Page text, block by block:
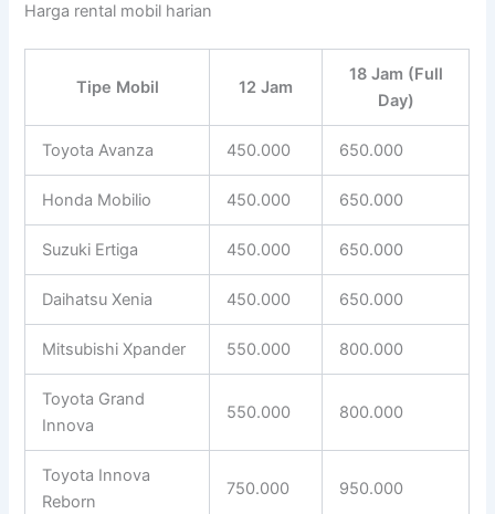
Harga rental mobil harian
Tipe Mobil 12 Jam
18 Jam (Full
Day)
Toyota Avanza 450.000 650.000
Honda Mobilio 450.000 650.000
Suzuki Ertiga 450.000 650.000
Daihatsu Xenia 450.000 650.000
Mitsubishi Xpander 550.000 800.000
Toyota Grand
Innova
550.000 800.000
Toyota Innova
Reborn
750.000 950.000